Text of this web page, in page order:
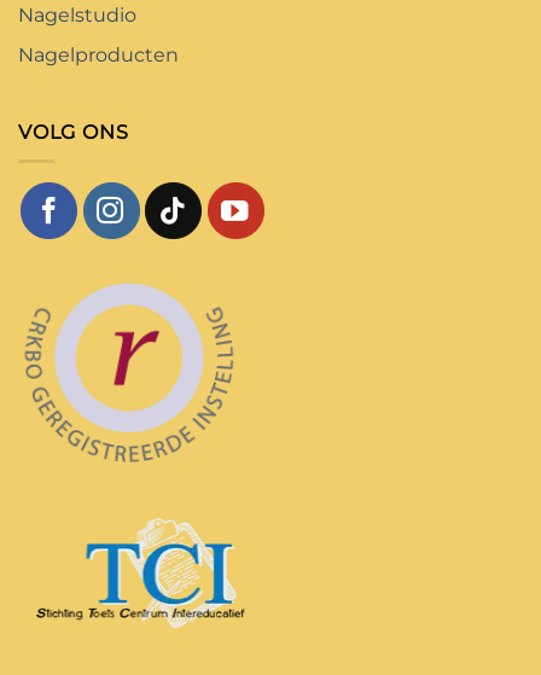
Nagelstudio
Nagelproducten
VOLG ONS